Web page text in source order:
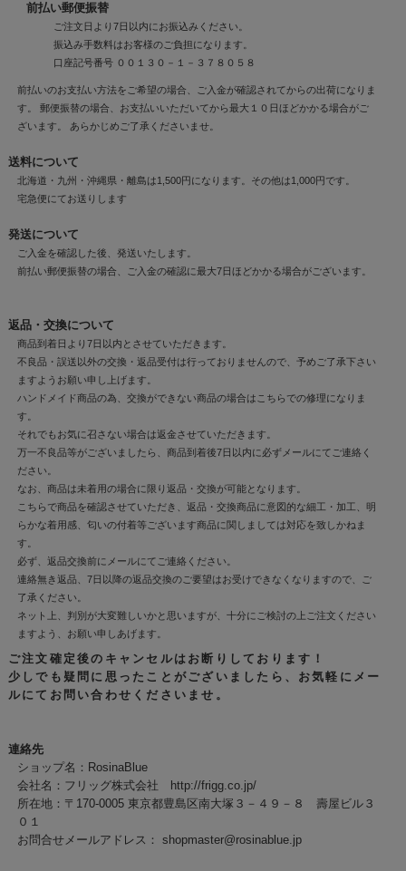
前払い郵便振替
ご注文日より7日以内にお振込みください。
振込み手数料はお客様のご負担になります。
口座記号番号 ００１３０－１－３７８０５８
前払いのお支払い方法をご希望の場合、ご入金が確認されてからの出荷になりま
す。 郵便振替の場合、お支払いいただいてから最大１０日ほどかかる場合がご
ざいます。 あらかじめご了承くださいませ。
送料について
北海道・九州・沖縄県・離島は1,500円になります。その他は1,000円です。
宅急便にてお送りします
発送について
ご入金を確認した後、発送いたします。
前払い郵便振替の場合、ご入金の確認に最大7日ほどかかる場合がございます。
返品・交換について
商品到着日より7日以内とさせていただきます。
不良品・誤送以外の交換・返品受付は行っておりませんので、予めご了承下さい
ますようお願い申し上げます。
ハンドメイド商品の為、交換ができない商品の場合はこちらでの修理になりま
す。
それでもお気に召さない場合は返金させていただきます。
万一不良品等がございましたら、商品到着後7日以内に必ずメールにてご連絡く
ださい。
なお、商品は未着用の場合に限り返品・交換が可能となります。
こちらで商品を確認させていただき、返品・交換商品に意図的な細工・加工、明
らかな着用感、匂いの付着等ございます商品に関しましては対応を致しかねま
す。
必ず、返品交換前にメールにてご連絡ください。
連絡無き返品、7日以降の返品交換のご要望はお受けできなくなりますので、ご
了承ください。
ネット上、判別が大変難しいかと思いますが、十分にご検討の上ご注文ください
ますよう、お願い申しあげます。
ご注文確定後のキャンセルはお断りしております！
少しでも疑問に思ったことがございましたら、お気軽にメー
ルにてお問い合わせくださいませ。
連絡先
ショップ名：RosinaBlue
会社名：フリッグ株式会社 http://frigg.co.jp/
所在地：〒170-0005 東京都豊島区南大塚３－４９－８ 壽屋ビル３
０１
お問合せメールアドレス： shopmaster@rosinablue.jp